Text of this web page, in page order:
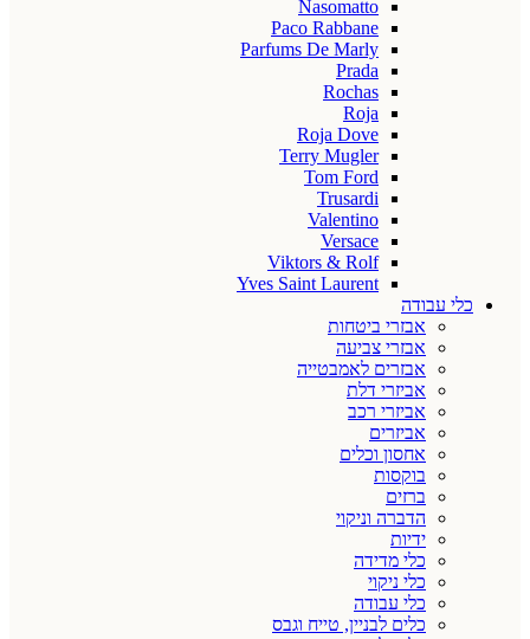
Nasomatto
Paco Rabbane
Parfums De Marly
Prada
Rochas
Roja
Roja Dove
Terry Mugler
Tom Ford
Trusardi
Valentino
Versace
Viktors & Rolf
Yves Saint Laurent
כלי עבודה
אבזרי ביטחות
אבזרי צביעה
אבזרים לאמבטייה
אביזרי דלת
אביזרי רכב
אביזרים
אחסון וכלים
בוקסות
ברזים
הדברה וניקוי
ידיות
כלי מדידה
כלי ניקוי
כלי עבודה
כלים לבניין, טייח וגבס